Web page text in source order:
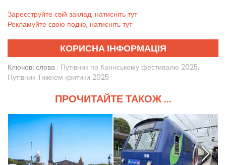
Зареєструйте свій заклад, натисніть тут
Рекламуйте свою подію, натисніть тут
КОРИСНА ІНФОРМАЦІЯ
Ключові слова : Путівник по Каннському фестивалю 2025,
Путівник Тижнем критики 2025
ПРОЧИТАЙТЕ ТАКОЖ ...